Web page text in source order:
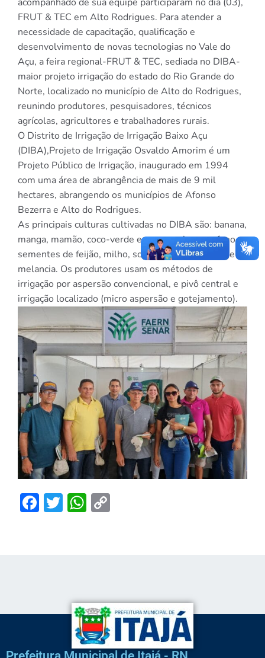
FRUT & TEC em Alto Rodrigues. Para atender a
necessidade de capacitação, qualificação e
desenvolvimento de novas tecnologias no Vale do
Açu, a feira regional-FRUT & TEC, sediada no DIBA-
maior projeto irrigação do estado do Rio Grande do
Norte, localizado no município de Alto do Rodrigues,
reunindo produtores, pesquisadores, técnicos
agrícolas, agricultores e trabalhadores rurais.
O Distrito de Irrigação de Irrigação Baixo Açu
(DIBA),Projeto de Irrigação Osvaldo Amorim é um
Projeto Público de Irrigação, inaugurado em 1994
com uma área de abrangência de mais de 9 mil
hectares, abrangendo os municípios de Afonso
Bezerra e Alto do Rodrigues.
As principais culturas cultivadas no DIBA são: banana,
manga, mamão, coco-verde e seco, capim para feno,
sementes de feijão, milho, sorgo, abóbora, melão e
melancia. Os produtores usam os métodos de
irrigação por aspersão convencional, e pivô central e
irrigação localizado (micro aspersão e gotejamento).
Facebook
TwitterWhatsApp